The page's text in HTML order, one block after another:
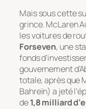
Mais sous cette
grince. McLaren
les voitures de
Forseven, une
fonds
gouvernement
totale, après que
Bahreïn) a jeté
de1,8 milliard